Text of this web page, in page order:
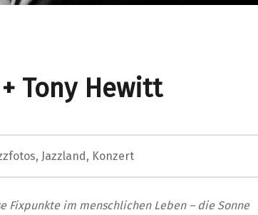
Tony Hewitt
, Jazzland, Konzert
Fixpunkte im menschlichen Leben – die Sonne